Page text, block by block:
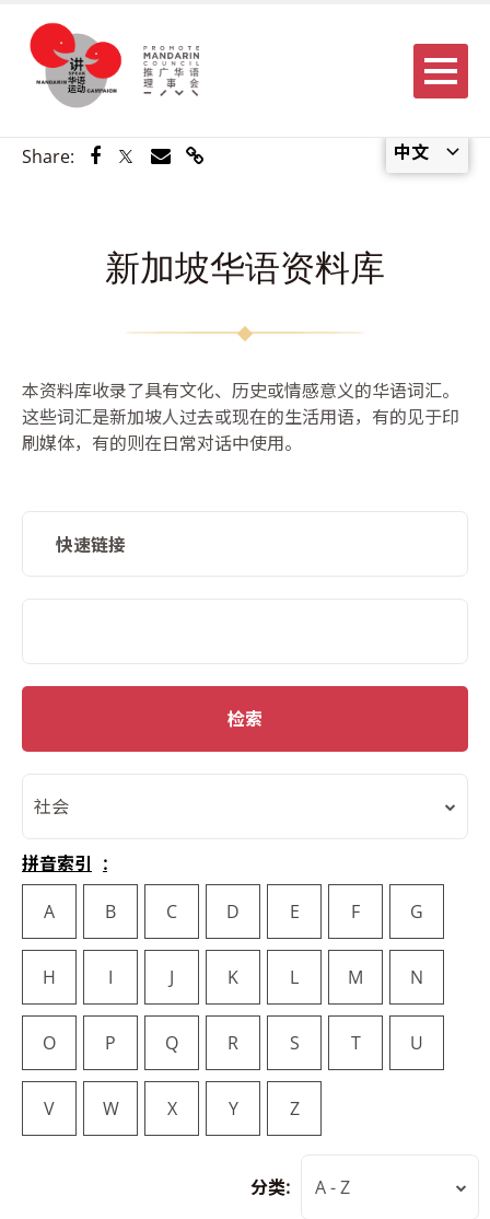
中文
Menu
Share: Share via Facebook
Share via Twitter
Share via Email
Share via Link
新加坡华语资料库
本资料库收录了具有文化、历史或情感意义的华语词汇。
这些词汇是新加坡人过去或现在的生活用语，有的见于印
刷媒体，有的则在日常对话中使用。
快速链接
检索
社会
拼音索引
A
B C D E F G
H I J K L M N
O P Q R S T U
V W X Y Z
分类: A - Z